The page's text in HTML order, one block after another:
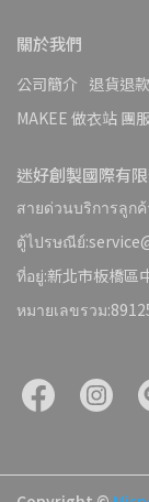
關於我們
公司簡介 退貨退款
MAKEE 做衣站 團
迷好創製國際有
สายด่วนบริการลูก
ตู้ไปรษณีย์
ที่อยู่:新北市板橋區
หมายเลขรวม